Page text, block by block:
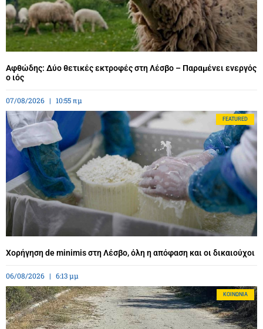
Αφθώδης: Δύο θετικές εκτροφές στη Λέσβο – Παραμένει ενεργός
ο ιός
07/08/2026 10:55 πμ
FEATURED
Χορήγηση de minimis στη Λέσβο, όλη η απόφαση και οι δικαιούχοι
06/08/2026 6:13 μμ
ΚΟΙΝΩΝΊΑ